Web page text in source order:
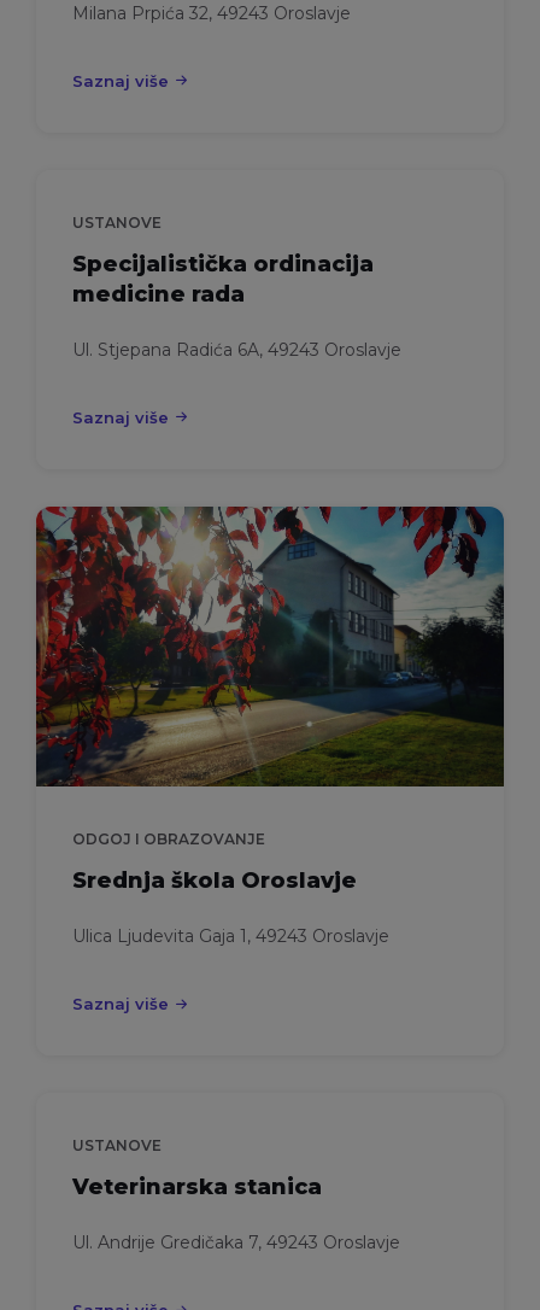
Milana Prpića 32, 49243 Oroslavje
Saznaj više
USTANOVE
Specijalistička ordinacija
medicine rada
Ul. Stjepana Radića 6A, 49243 Oroslavje
Saznaj više
Srednja
škola
Oroslavje
ODGOJ I OBRAZOVANJE
Srednja škola Oroslavje
Ulica Ljudevita Gaja 1, 49243 Oroslavje
Saznaj više
USTANOVE
Veterinarska stanica
Ul. Andrije Gredičaka 7, 49243 Oroslavje